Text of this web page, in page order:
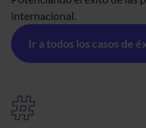
internacional.
Ir a todos los casos de
#